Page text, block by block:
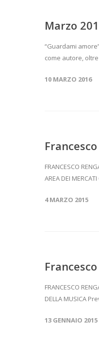
Marzo
“Guardami
come autore,
10 MARZO 2016
FRANCESCO
AREA DEI
4 MARZO 2015
FRANCESCO
DELLA MUSICA
13 GENNAIO 2015